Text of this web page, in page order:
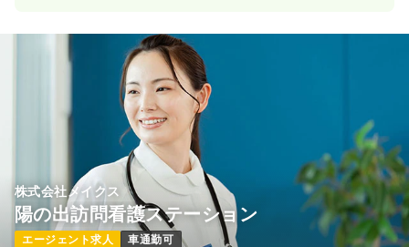
日勤のみ（パート）
給与 時給 1,100円〜
8:00～17:00
時給1,100円以上可
気になる 詳細を見る
株式会社メイクス
陽の出訪問看護ステーション
エージェント求人 車通勤可